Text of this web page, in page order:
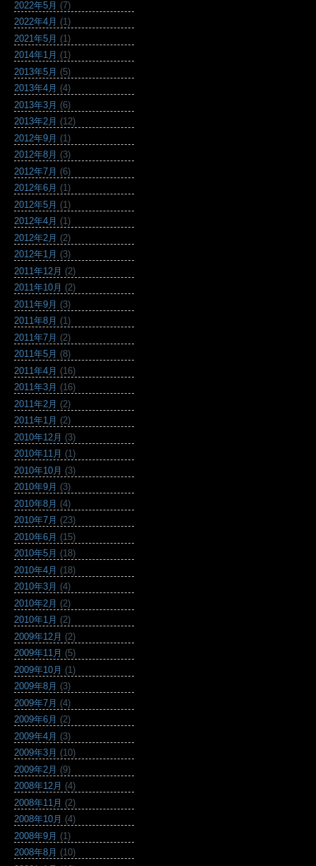
2022年5月 (7)
2022年4月 (1)
2021年5月 (1)
2014年1月 (1)
2013年5月 (5)
2013年4月 (4)
2013年3月 (6)
2013年2月 (12)
2012年9月 (1)
2012年8月 (3)
2012年7月 (6)
2012年6月 (1)
2012年5月 (1)
2012年4月 (1)
2012年2月 (2)
2012年1月 (3)
2011年12月 (2)
2011年10月 (2)
2011年9月 (3)
2011年8月 (1)
2011年7月 (2)
2011年5月 (8)
2011年4月 (16)
2011年3月 (16)
2011年2月 (2)
2011年1月 (2)
2010年12月 (3)
2010年11月 (1)
2010年10月 (3)
2010年9月 (3)
2010年8月 (4)
2010年7月 (23)
2010年6月 (15)
2010年5月 (18)
2010年4月 (18)
2010年3月 (4)
2010年2月 (2)
2010年1月 (2)
2009年12月 (2)
2009年11月 (5)
2009年10月 (1)
2009年8月 (3)
2009年7月 (4)
2009年6月 (2)
2009年4月 (3)
2009年3月 (10)
2009年2月 (9)
2008年12月 (4)
2008年11月 (2)
2008年10月 (4)
2008年9月 (1)
2008年8月 (10)